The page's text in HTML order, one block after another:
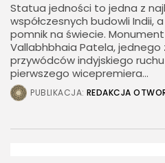
Statua jedności to jedna z
współczesnych budowli Indii,
pomnik na świecie.
Vallabhbhaia Patela, jednego
przywódców indyjskiego
pierwszego wicepremiera...
PUBLIKACJA: REDAKCJA